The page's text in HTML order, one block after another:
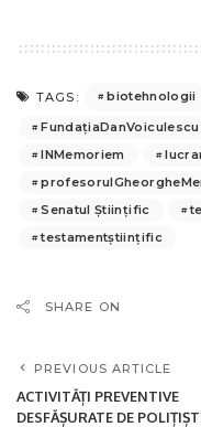
TAGS: biotehnologii
FundațiaDanVoiculescu
INMemoriem
Senatul Științific
testamentștiințific
SHARE ON
PREVIOUS ARTICLE
ACTIVITĂȚI PREVENTIVE
DESFĂȘURATE DE